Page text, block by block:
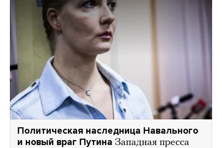
Политическая наследница Навального
и новый враг Путина Западная пресса